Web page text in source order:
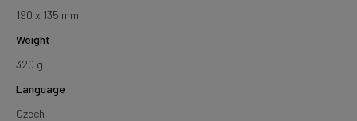
190 x 135 mm
Weight
320 g
Language
Czech